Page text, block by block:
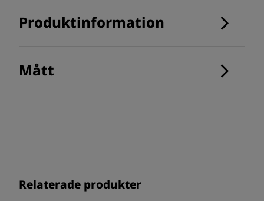
Produktinformation
Mått
Relaterade produkter